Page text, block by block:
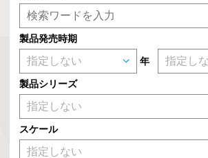
製品発売時期
年
製品シリーズ
スケール